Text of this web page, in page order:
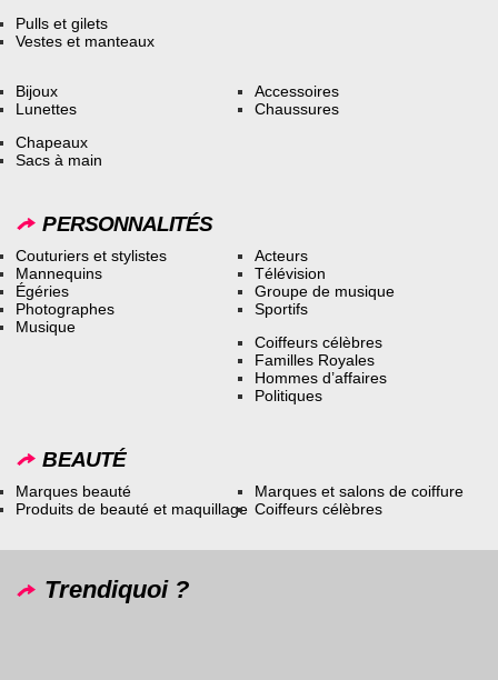
Pulls et gilets
Vestes et manteaux
Bijoux
Lunettes
Accessoires
Chaussures
Chapeaux
Sacs à main
PERSONNALITÉS
Couturiers et stylistes
Mannequins
Égéries
Photographes
Musique
Acteurs
Télévision
Groupe de musique
Sportifs
Coiffeurs célèbres
Familles Royales
Hommes d’affaires
Politiques
BEAUTÉ
Marques beauté
Produits de beauté et maquillage
Marques et salons de coiffure
Coiffeurs célèbres
Trendiquoi ?